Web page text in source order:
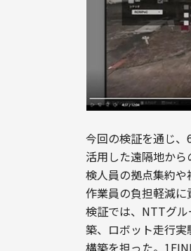
今回の検証を通じ
活用した遠隔地か
検人員の拠点集約
作業員の負担軽減に
検証では、NTTグ
築、ロボット走行